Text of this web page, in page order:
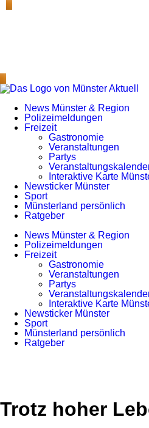
News Münster & Region
Polizeimeldungen
Freizeit
Gastronomie
Veranstaltungen
Partys
Interaktive Karte
Newsticker Münster
Sport
Münsterland persönlich
Ratgeber
News Münster & Region
Polizeimeldungen
Freizeit
Gastronomie
Veranstaltungen
Partys
Interaktive Karte
Newsticker Münster
Sport
Münsterland persönlich
Ratgeber
Trotz hoher